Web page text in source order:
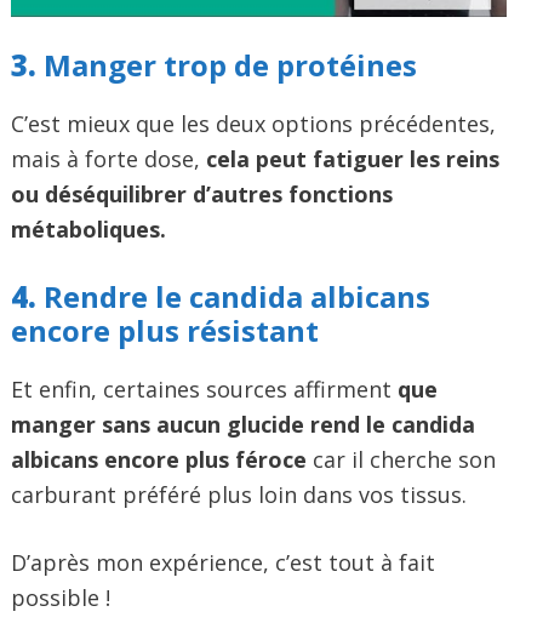
3. Manger trop de protéines
C’est mieux que les deux options précédentes,
mais à forte dose, cela peut fatiguer les reins
ou déséquilibrer d’autres fonctions
métaboliques.
4. Rendre le candida albicans
encore plus résistant
Et enfin, certaines sources affirment que
manger sans aucun glucide rend le candida
albicans encore plus féroce car il cherche son
carburant préféré plus loin dans vos tissus.
D’après mon expérience, c’est tout à fait
possible !